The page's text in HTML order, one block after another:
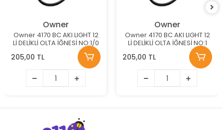
Owner
Owner 4170 BC AKI LIGHT 12
Lİ DELİKLİ OLTA İĞNESİ NO:1/0
205,00 TL
Owner
Owner 4170 BC AKI LIGHT 12
Lİ DELİKLİ OLTA İĞNESİ NO:1
205,00 TL